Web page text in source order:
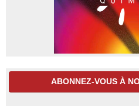
ABONNEZ-VOUS À